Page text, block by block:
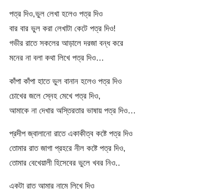
পত্র দিও,ভুল লেখা হলেও পত্র দিও
বার বার ভুল করা লেখাটা কেটে পত্র দিও!
গভীর রাতে সকলের আড়ালে দরজা বন্ধ করে
মনের না বলা কথা লিখে পত্র দিও…
কাঁপা কাঁপা হাতে ভুল বানান হলেও পত্র দিও
চোখের জলে স্নেহ মেখে পত্র দিও,
আমাকে না দেখার অস্তিরতার ভাষায় পত্র দিও…
প্রদীপ জ্বালানো রাতে একাকীত্ব কষ্টে পত্র দিও
তোমার রাত জাগা প্রহরে নীল কষ্টে পত্র দিও,
তোমার বেখেয়ালী হিসেবের ভুলে খবর নিও..
একটা রাত আমার নামে লিখে দিও